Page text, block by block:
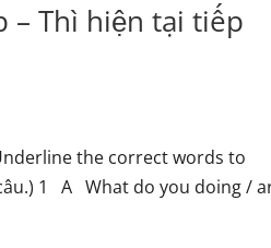
– Thì hiện tại tiếp
the correct words to
1 A What do you doing /